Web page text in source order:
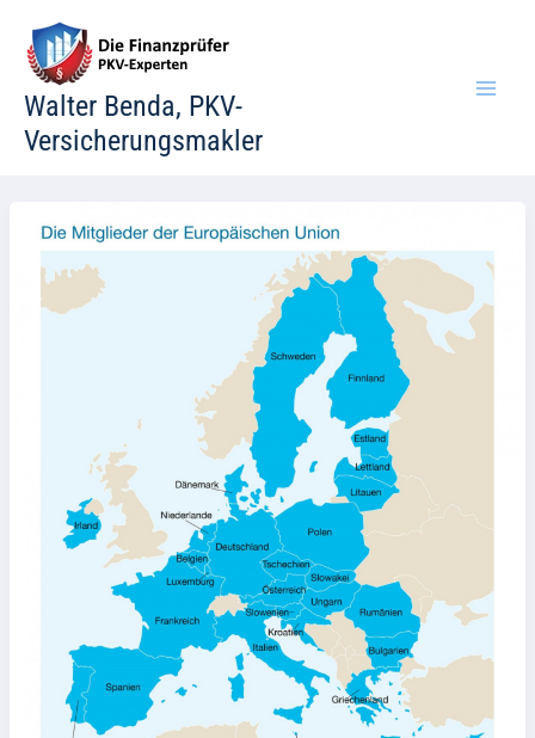
Inhalt
springen
Walter Benda, PKV-
Versicherungsmakler